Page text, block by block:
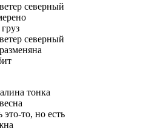
северный
северный
тонка
это-то, но есть